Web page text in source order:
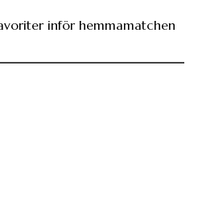
inför hemmamatchen